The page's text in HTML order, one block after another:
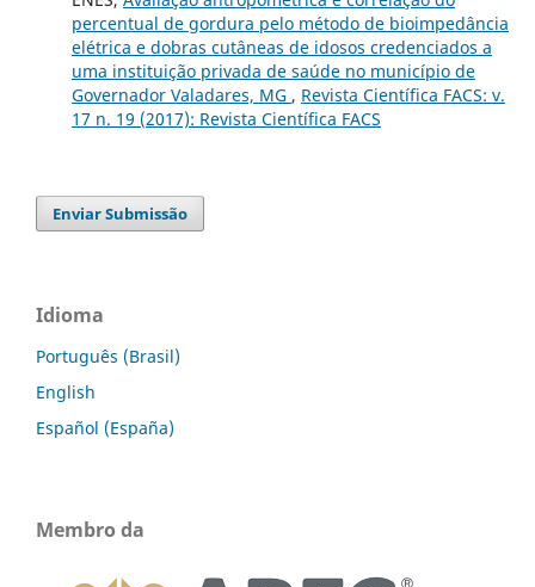
percentual de gordura pelo método de bioimpedância
elétrica e dobras cutâneas de idosos credenciados a
uma instituição privada de saúde no município de
Governador Valadares, MG , Revista Científica FACS: v.
17 n. 19 (2017): Revista Científica FACS
Enviar Submissão
Idioma
Português (Brasil)
English
Español (España)
Membro da